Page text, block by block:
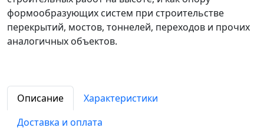
формообразующих систем при строительстве
перекрытий, мостов, тоннелей, переходов и прочих
аналогичных объектов.
Описание
Характеристики
Доставка и оплата